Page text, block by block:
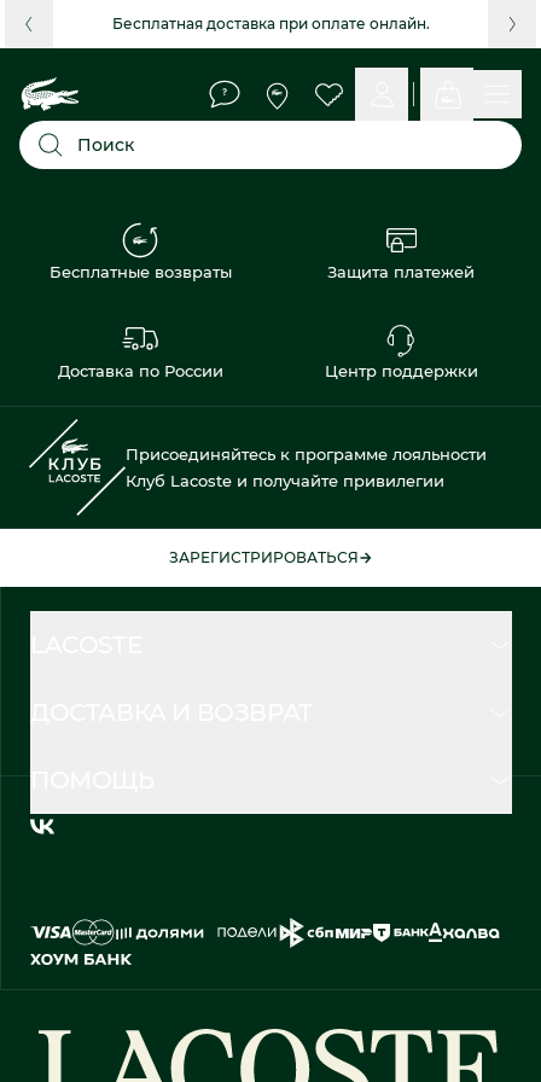
Бесплатная доставка при оплате онлайн.
Поиск
Бесплатные возвраты Защита платежей
Доставка по России Центр поддержки
Присоединяйтесь к программе лояльности
Клуб Lacoste и получайте привилегии
ЗАРЕГИСТРИРОВАТЬСЯ